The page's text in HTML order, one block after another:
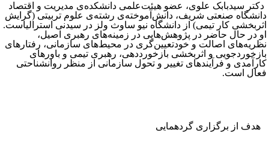
دکتر سیدبابک علوی، عضو هیئت‌علمی دانشکده‌ی مدیریت و اقتصاد
دانشگاه صنعتی شریف، دانش‌آموخته‌ی ‏رشته‌ی علوم تربیتی (گرایش
اثربخشی کار تیمی) از دانشگاه نیو ساوث ولز در سیدنی استرالیاست.
او در حال حاضر در پژوهش‌هایی در زمینه‌های رهبری اصیل،
نظریه‌های اصالت و خودتعیین‌گری در محیط‌های سازمانی، رفتارهای
بازخوردجویی و اثربخشی بازخورددهی، رهبری تیمی و باورهای
کارآمدی و فرآیندهای تغییر و تحول سازمانی از منظر روانشناحتی
فعال است.
هدف از برگزاری گردهمایی